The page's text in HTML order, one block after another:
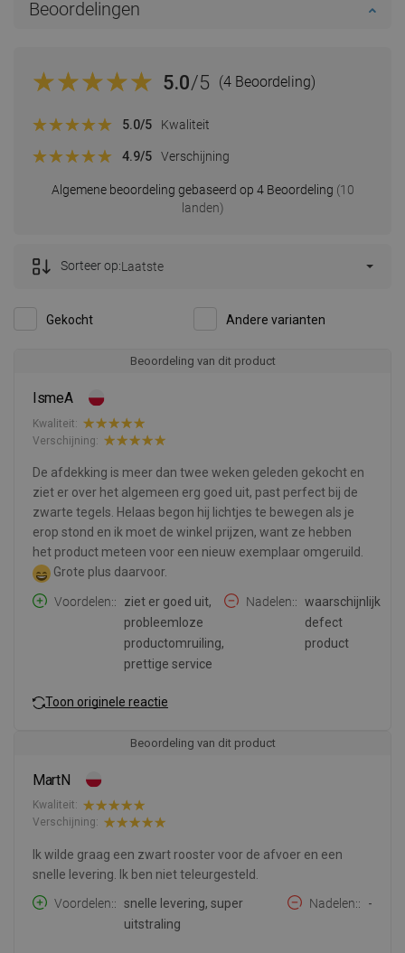
Beoordelingen
5.0/5 (4 Beoordeling)
Algemene beoordeling gebaseerd op 4 Beoordeling (10
landen)
5.0/5 Kwaliteit
4.9/5 Verschijning
Gekocht Andere varianten
Sorteer op:Laatste
Beoordeling van dit product
IsmeA
Kwaliteit:
Verschijning:
De afdekking is meer dan twee weken geleden gekocht en
ziet er over het algemeen erg goed uit, past perfect bij de
zwarte tegels. Helaas begon hij lichtjes te bewegen als je
erop stond en ik moet de winkel prijzen, want ze hebben
het product meteen voor een nieuw exemplaar omgeruild.
Grote plus daarvoor.
Voordelen:
ziet er goed uit,
probleemloze
productomruiling,
prettige service
Nadelen:
waarschijnlijk
defect
product
Toon originele reactie
Beoordeling van dit product
MartN
Kwaliteit:
Verschijning:
Ik wilde graag een zwart rooster voor de afvoer en een
snelle levering. Ik ben niet teleurgesteld.
Voordelen:
snelle levering, super
uitstraling
Nadelen: -